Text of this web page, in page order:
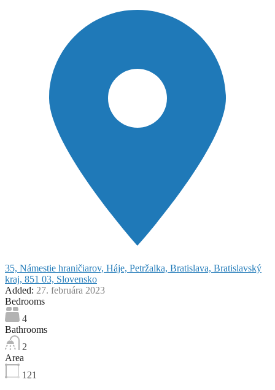
35, Námestie hraničiarov, Háje, Petržalka, Bratislava, Bratislavský
kraj, 851 03, Slovensko
Added: 27. februára 2023
Bedrooms
4
Bathrooms
2
Area
121